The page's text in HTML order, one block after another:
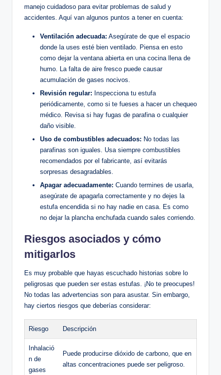
⁣manejo ​cuidadoso para evitar problemas de ⁣salud y‍
accidentes.⁣ Aquí van algunos​ puntos a tener en cuenta:
Ventilación adecuada: Asegúrate de que ​el espacio⁢
donde ​la uses esté bien​ ventilado. Piensa en esto
como ​dejar la​ ventana abierta en una cocina llena⁤ de
humo.‍ La falta de‍ aire fresco puede causar
acumulación de gases nocivos.
Revisión regular: Inspecciona tu estufa
periódicamente, ‌como si⁢ te fueses a hacer un chequeo‍
médico. Revisa⁣ si hay fugas de‍ parafina‌ o cualquier
daño ⁢visible.
Uso de combustibles⁣ adecuados: No ⁤todas las
parafinas son iguales. Usa siempre combustibles
recomendados por el fabricante, ‌así evitarás
sorpresas⁣ desagradables.
Apagar adecuadamente: Cuando termines de usarla,
asegúrate de apagarla correctamente y ‌no dejes ⁢la
estufa ⁤encendida si no hay nadie en casa. Es como
no dejar la plancha enchufada cuando sales corriendo.
Riesgos asociados y cómo
mitigarlos
Es muy probable que hayas escuchado historias sobre lo
peligrosas que pueden ser estas estufas. ¡No‍ te preocupes!
No todas ⁣las advertencias son para asustar. Sin embargo,‌
hay ciertos ⁤riesgos que deberías considerar:
Riesgo Descripción
Inhalació
n ⁤de
gases
Puede producirse dióxido de‍ carbono, que en
altas concentraciones‌ puede ser peligroso.